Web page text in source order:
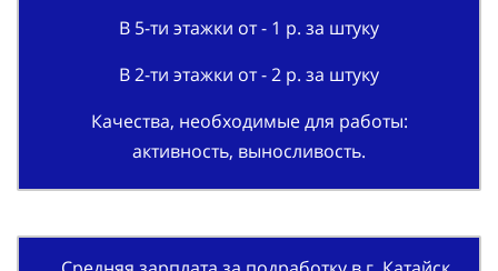
В 5-ти этажки от - 1 р. за штуку
В 2-ти этажки от - 2 р. за штуку
Качества, необходимые для работы:
активность, выносливость.